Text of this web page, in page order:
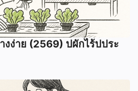
งง่าย (2569) ปผักไร้ปประ